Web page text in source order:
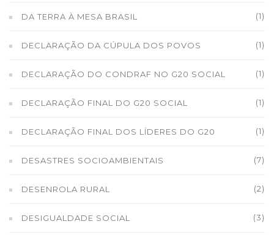
DA TERRA À MESA BRASIL (1)
DECLARAÇÃO DA CÚPULA DOS POVOS (1)
DECLARAÇÃO DO CONDRAF NO G20 SOCIAL (1)
DECLARAÇÃO FINAL DO G20 SOCIAL (1)
DECLARAÇÃO FINAL DOS LÍDERES DO G20 (1)
DESASTRES SOCIOAMBIENTAIS (7)
DESENROLA RURAL (2)
DESIGUALDADE SOCIAL (3)